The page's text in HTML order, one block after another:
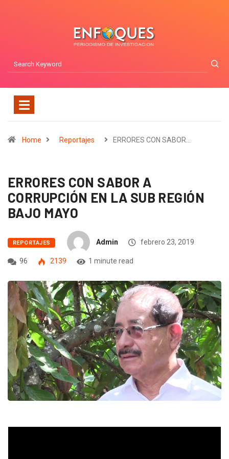
Home Reportajes ERRORES CON SABOR…
ERRORES CON SABOR A
CORRUPCIÓN EN LA SUB REGIÓN
BAJO MAYO
REPORTAJES Admin febrero 23, 2019
96 2139 1 minute read